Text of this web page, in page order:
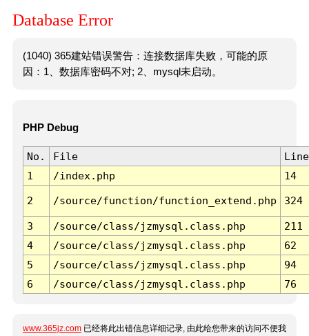
Database Error
(1040) 365建站错误警告：连接数据库失败，可能的原
因：1、数据库密码不对; 2、mysql未启动。
PHP Debug
No. File
Line
1
/index.php 14
2 /source/function/function_extend.php 324
3 /source/class/jzmysql.class.php
211
4
/source/class/jzmysql.class.php
62
5
/source/class/jzmysql.class.php
94
6
/source/class/jzmysql.class.php 76
www.365jz.com 已经将此出错信息详细记录, 由此给您带来的访问不便我